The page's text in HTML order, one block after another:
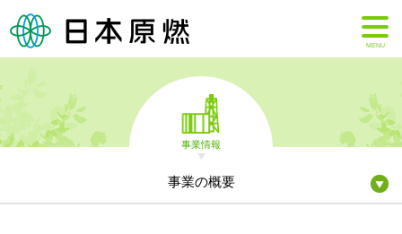
MENU
事業情報
事業の概要